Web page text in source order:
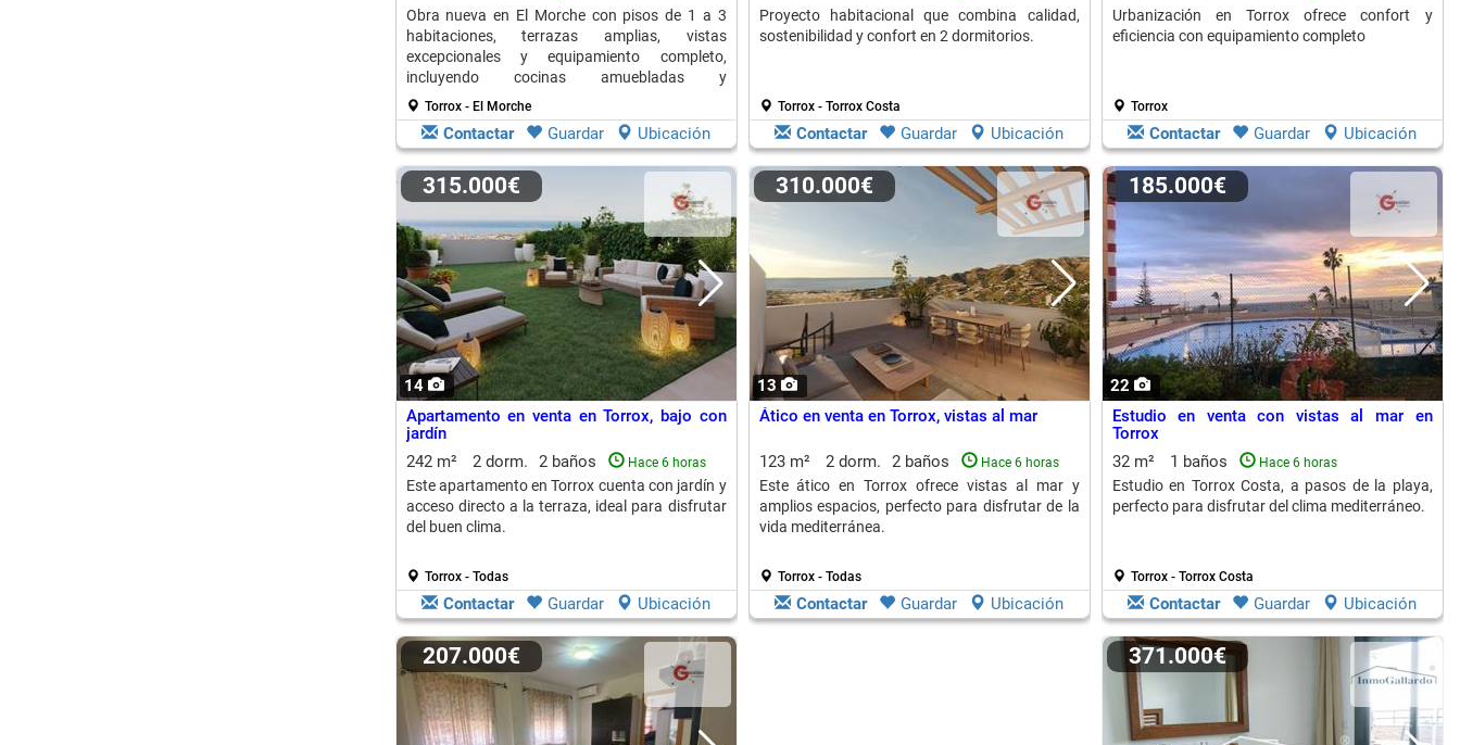
Obra nueva en El Morche con pisos de 1 a 3
habitaciones, terrazas amplias, vistas
excepcionales y equipamiento completo,
incluyendo cocinas amuebladas y
preinstalación de aire acondicionado.
Torrox - El Morche
Contactar Guardar Ubicación
Proyecto habitacional que combina calidad,
sostenibilidad y confort en 2 dormitorios.
Torrox - Torrox Costa
Contactar Guardar Ubicación
Urbanización en Torrox ofrece confort y
eficiencia con equipamiento completo
Torrox
Contactar Guardar Ubicación
14
315.000€
Apartamento en venta en Torrox, bajo con
jardín
242 m²
2 dorm. 2 baños Hace 6 horas
Este apartamento en Torrox cuenta con jardín y
acceso directo a la terraza, ideal para disfrutar
del buen clima.
Torrox - Todas
Contactar Guardar Ubicación
13
310.000€
Ático en venta en Torrox, vistas al mar
123 m² 2 dorm. 2 baños Hace 6 horas
Este ático en Torrox ofrece vistas al mar y
amplios espacios, perfecto para disfrutar de la
vida mediterránea.
Torrox - Todas
Contactar Guardar Ubicación
22
185.000€
Estudio en venta con vistas al mar en
Torrox
32 m²
1 baños Hace 6 horas
Estudio en Torrox Costa, a pasos de la playa,
perfecto para disfrutar del clima mediterráneo.
Torrox - Torrox Costa
Contactar Guardar Ubicación
207.000€ 371.000€